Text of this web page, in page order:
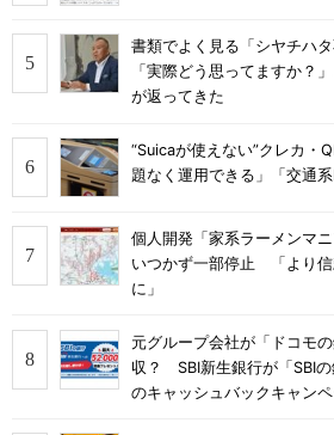
書類でよく見る「シヤチハ
「実際どう思ってますか？
が返ってきた
“Suicaが使えない”クレカ
題なく運用できる」「交通系
個人開発「家系ラーメンマ
いつかず一部停止 「より信
に」
元グループ会社が「ドコモ
収？ SBI新生銀行が「SBI
のキャッシュバックキャン